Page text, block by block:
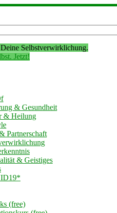
Selbstverwirklichung.
Jetzt!
& Gesundheit
& Heilung
Partnerschaft
& Geistiges
(free)